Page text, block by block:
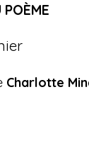
Charlotte